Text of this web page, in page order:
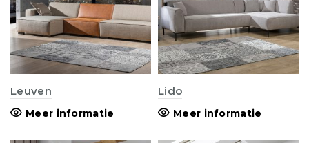
Leuven
Meer informatie
Lido
Meer informatie